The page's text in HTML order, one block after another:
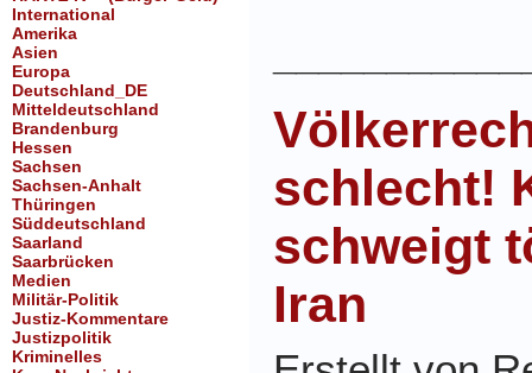
International
Amerika
Asien
Europa
Deutschland_DE
Mitteldeutschland
Brandenburg
Hessen
Sachsen
Sachsen-Anhalt
Thüringen
Süddeutschland
Saarland
Saarbrücken
Medien
Militär-Politik
Justiz-Kommentare
Justizpolitik
Kriminelles
schlecht!
schweigt
Iran